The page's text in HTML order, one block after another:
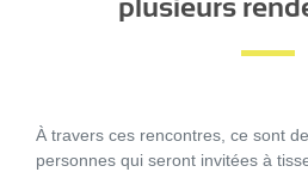
plusieurs
À travers ces rencontres, ce sont
personnes qui seront invitées à